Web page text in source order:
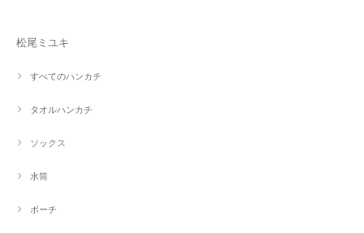
松尾ミユキ
すべてのハンカチ
タオルハンカチ
ソックス
水筒
ポーチ